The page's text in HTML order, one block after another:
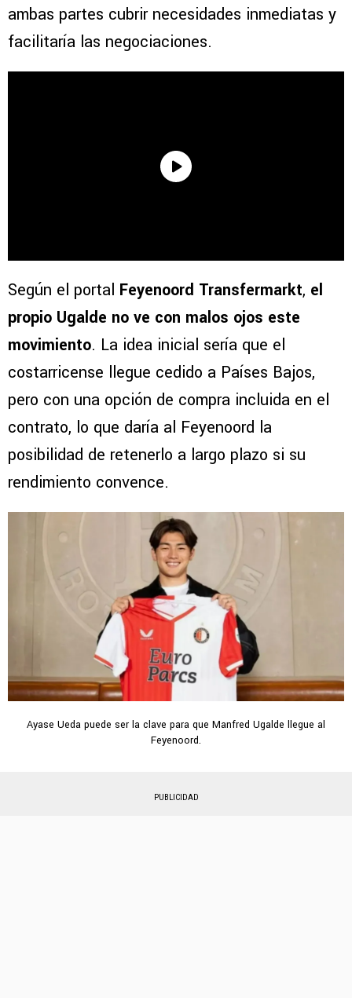
ambas partes cubrir necesidades inmediatas y
facilitaría las negociaciones.
Según el portal Feyenoord Transfermarkt, el
propio Ugalde no ve con malos ojos este
movimiento. La idea inicial sería que el
costarricense llegue cedido a Países Bajos,
pero con una opción de compra incluida en el
contrato, lo que daría al Feyenoord la
posibilidad de retenerlo a largo plazo si su
rendimiento convence.
Ayase Ueda puede ser la clave para que Manfred Ugalde llegue al
Feyenoord.
PUBLICIDAD